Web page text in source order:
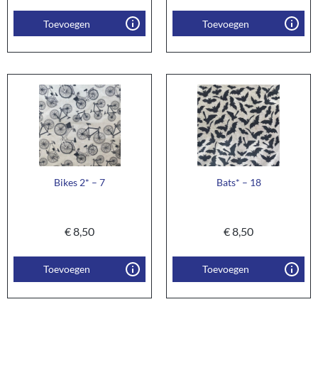
Toevoegen Toevoegen
Bikes 2* – 7
€8,50
Toevoegen
Bats* – 18
€8,50
Toevoegen